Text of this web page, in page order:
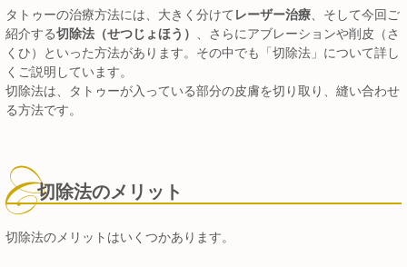
タトゥーの治療方法には、大きく分けて レーザー治療 、そして今回ご
紹介する切除法（せつじょほう）
、さらにアブレーションや削皮（さ
くひ）といった方法があります。その中でも「切除法」について詳し
くご説明しています。
切除法は、タトゥーが入っている部分の皮膚を切り取り、縫い合わせ
る方法です。
切除法のメリット
切除法のメリットはいくつかあります。